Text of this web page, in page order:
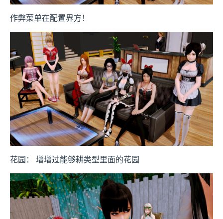
作弊菜单在配置界方！
花园： 增增过能够耕类型里面的花园